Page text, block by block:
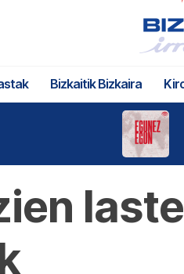
Bizkaitik Bizkaira